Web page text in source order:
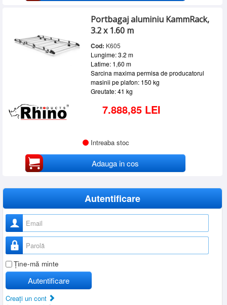
Portbagaj aluminiu KammRack,
3.2 x 1.60 m
Cod: K605
Lungime: 3.2 m
Latime: 1,60 m
Sarcina maxima permisa de producatorul
masinii pe plafon: 150 kg
Greutate: 41 kg
7.888,85 LEI
Intreaba stoc
Adauga in cos
Autentificare
Nume utilizator
Parolă
Ţine-mă minte
Autentificare
Creaţi un cont